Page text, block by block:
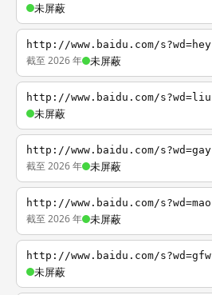
未屏蔽
http://www.baidu.com/s?wd=hey
截至 2026 年 未屏蔽
http://www.baidu.com/s?wd=liu
未屏蔽
http://www.baidu.com/s?wd=gay
截至 2026 年 未屏蔽
http://www.baidu.com/s?wd=mao
截至 2026 年 未屏蔽
http://www.baidu.com/s?wd=gfw
未屏蔽